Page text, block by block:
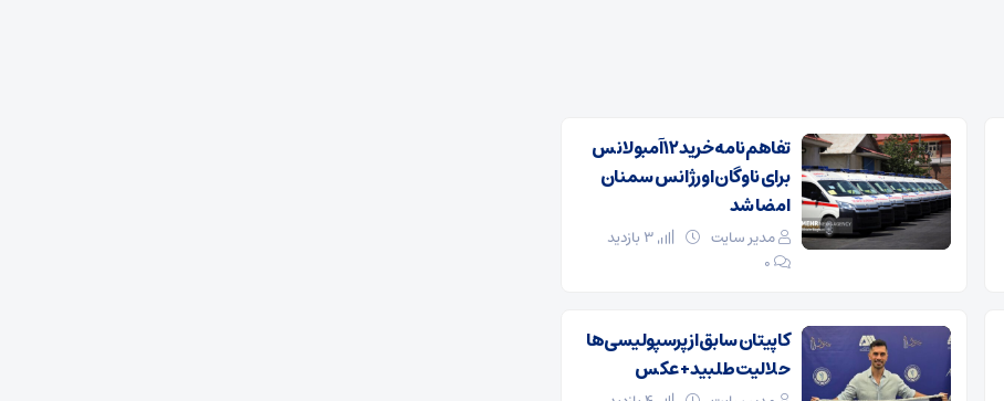
تفاهم‌نامه خرید ۱۲ آمبولانس
برای ناوگان اورژانس سمنان
امضا شد
مدیر سایت
3 بازدید
۰
کاپیتان سابق از پرسپولیسی‌ها
حلالیت طلبید + عکس